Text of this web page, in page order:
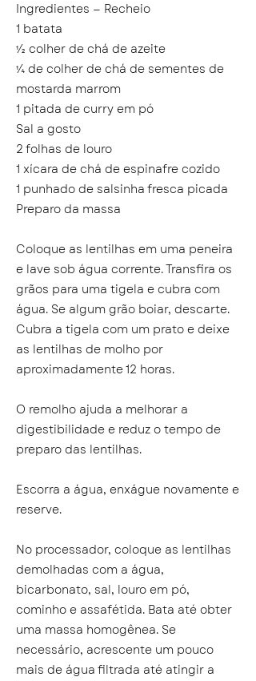
Ingredientes — Recheio
1 batata
½ colher de chá de azeite
¼ de colher de chá de sementes de
mostarda marrom
1 pitada de curry em pó
Sal a gosto
2 folhas de louro
1 xícara de chá de espinafre cozido
1 punhado de salsinha fresca picada
Preparo da massa
Coloque as lentilhas em uma peneira
e lave sob água corrente. Transfira os
grãos para uma tigela e cubra com
água. Se algum grão boiar, descarte.
Cubra a tigela com um prato e deixe
as lentilhas de molho por
aproximadamente 12 horas.
O remolho ajuda a melhorar a
digestibilidade e reduz o tempo de
preparo das lentilhas.
Escorra a água, enxágue novamente e
reserve.
No processador, coloque as lentilhas
demolhadas com a água,
bicarbonato, sal, louro em pó,
cominho e assafétida. Bata até obter
uma massa homogênea. Se
necessário, acrescente um pouco
mais de água filtrada até atingir a